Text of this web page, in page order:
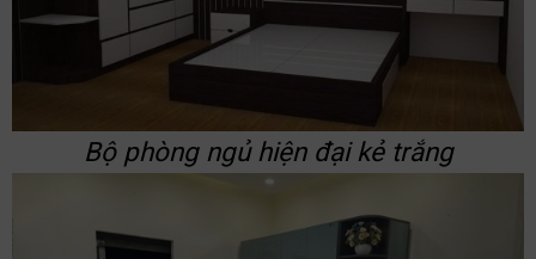
Bộ phòng ngủ hiện đại kẻ trắng